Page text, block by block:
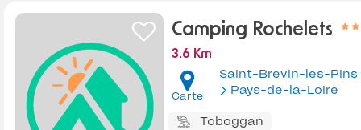
Camping Rochelets
3.6 Km
Carte
Saint-Brevin-les-Pins
Pays-de-la-Loire
Toboggan